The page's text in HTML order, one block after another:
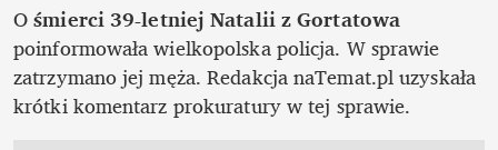
O śmierci 39-letniej Natalii z Gortatowa
poinformowała wielkopolska policja. W sprawie
zatrzymano jej męża. Redakcja naTemat.pl uzyskała
krótki komentarz prokuratury w tej sprawie.